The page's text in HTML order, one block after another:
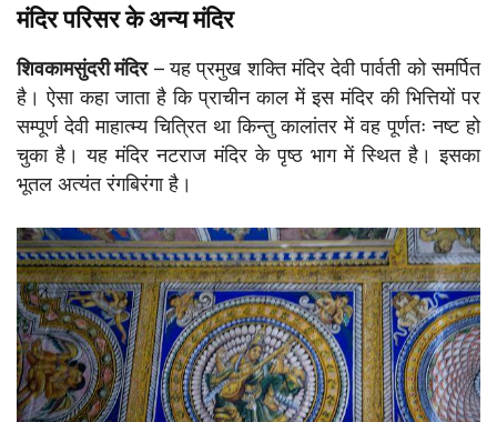
मंदिर परिसर के अन्य मंदिर
शिवकामसुंदरी मंदिर– यह प्रमुख शक्ति मंदिर देवी पार्वती को समर्पित
है। ऐसा कहा जाता है कि प्राचीन काल में इस मंदिर की भित्तियों पर
सम्पूर्ण देवी माहात्म्य चित्रित था किन्तु कालांतर में वह पूर्णतः नष्ट हो
चुका है। यह मंदिर नटराज मंदिर के पृष्ठ भाग में स्थित है। इसका
भूतल अत्यंत रंगबिरंगा है।